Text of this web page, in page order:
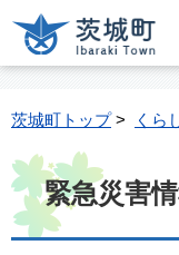
茨城町トップ> くら
緊急災害